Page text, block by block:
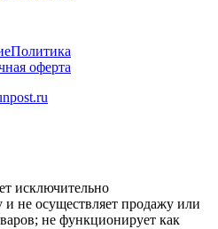
Политика
оферта
исключительно
не осуществляет продажу или
не функционирует как